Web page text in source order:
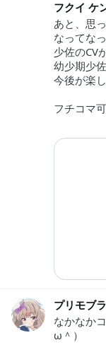
フクイ ケ
あと、思
なってなっ
少佐のCV
幼少期少
今後が楽
フチコマ
プリモブ
なかなか
ω＾）